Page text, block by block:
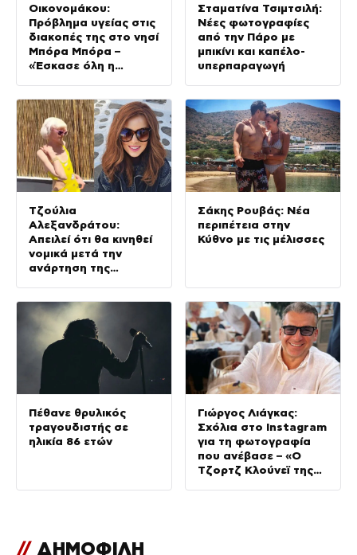
Οικονομάκου:
Πρόβλημα υγείας στις
διακοπές της στο νησί
Μπόρα Μπόρα –
«Έσκασε όλη η
Σταματίνα Τσιμτσιλή:
Νέες φωτογραφίες
από την Πάρο με
μπικίνι και καπέλο-
υπερπαραγωγή
Τζούλια
Αλεξανδράτου:
Απειλεί ότι θα κινηθεί
νομικά μετά την
ανάρτηση της
Σάκης Ρουβάς: Νέα
περιπέτεια στην
Κύθνο με τις μέλισσες
Πέθανε θρυλικός
τραγουδιστής σε
ηλικία 86 ετών
Γιώργος Λιάγκας:
Σχόλια στο Instagram
για τη φωτογραφία
που ανέβασε – «Ο
Τζορτζ Κλούνεϊ της
// ΔΗΜΟΦΙΛΗ